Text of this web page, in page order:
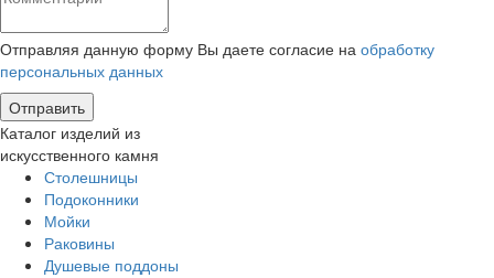
Отправляя данную форму Вы даете согласие на обработку
персональных данных
Каталог изделий из
искусственного камня
Столешницы
Подоконники
Мойки
Раковины
Душевые поддоны